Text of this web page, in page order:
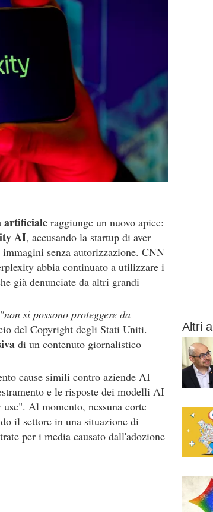
artificiale raggiunge un nuovo apice:
AI, accusando la startup di aver
senza autorizzazione. CNN
abbia continuato a utilizzare i
già denunciate da altri grandi
"non si possono proteggere da
del Copyright degli Stati Uniti.
di un contenuto giornalistico
cause simili contro aziende AI
e le risposte dei modelli AI
Al momento, nessuna corte
il settore in una situazione di
per i media causato dall'adozione
Altri